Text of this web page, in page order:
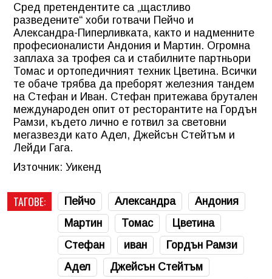
Сред претендентите са „щастливо
разведените“ хоби готвачи Пейчо и
Александра-Пиперливката, както и надменните
професионалисти Андония и Мартин. Огромна
заплаха за трофея са и стабилните партньори
Томас и ортопедичният техник Цветина. Всички
те обаче трябва да преборят железния тандем
на Стефан и Иван. Стефан притежава брутален
международен опит от ресторантите на Гордън
Рамзи, където лично е готвил за световни
мегазвезди като Адел, Джейсън Стейтъм и
Лейди Гага.
Източник: Уикенд
ТАГОВЕ: Пейчо Александра
Андония
Мартин
Томас
Цветина
Стефан
иван
Гордън Рамзи
Адел
Джейсън Стейтъм